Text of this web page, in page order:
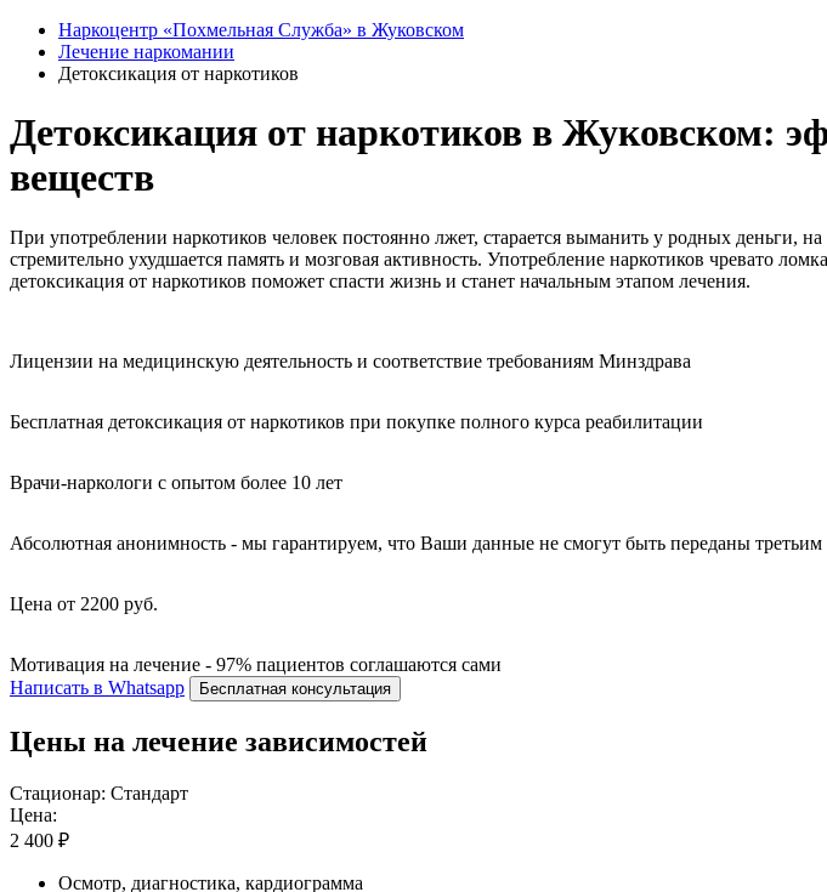
Наркоцентр «Похмельная Служба» в Жуковском
Лечение наркомании
Детоксикация от наркотиков
Детоксикация от наркотиков в Жуковском:
веществ
При употреблении наркотиков человек постоянно лжет, старается выманить у родных деньги,
стремительно ухудшается память и мозговая активность. Употребление наркотиков чревато
детоксикация от наркотиков поможет спасти жизнь и станет начальным этапом лечения.
Лицензии на медицинскую деятельность и соответствие требованиям Минздрава
Бесплатная детоксикация от наркотиков при покупке полного курса реабилитации
Врачи-наркологи с опытом более 10 лет
Абсолютная анонимность - мы гарантируем, что Ваши данные не смогут быть переданы
Цена от 2200 руб.
Мотивация на лечение - 97% пациентов соглашаются сами
Написать в Whatsapp
Бесплатная консультация
Цены на лечение зависимостей
Стационар: Стандарт
Цена:
2 400 ₽
Осмотр, диагностика, кардиограмма